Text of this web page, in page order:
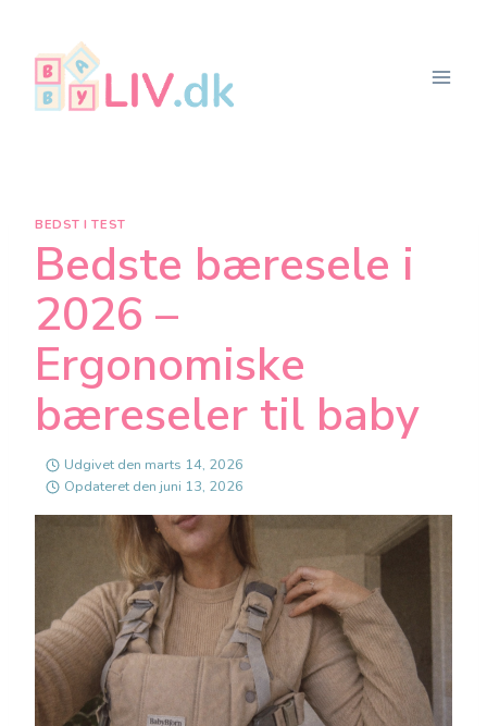
indhold
BEDST I TEST
Bedste bæresele i
2026 –
Ergonomiske
bæreseler til baby
Udgivet den marts 14, 2026
Opdateret den juni 13, 2026